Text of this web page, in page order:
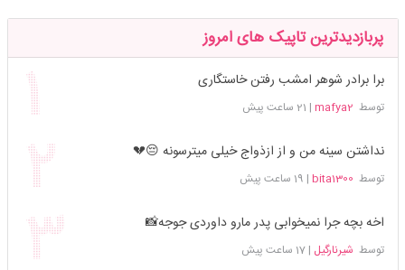
پربازدیدترین تاپیک های امروز
برا برادر شوهر امشب رفتن خاستگاری
توسط mafya2
| 21 ساعت پیش
نداشتن سینه من و از ازذواج خیلی میترسونه 😔💔
توسط bita1300
| 19 ساعت پیش
اخه بچه جرا نمیخوابی پدر مارو داوردی جوجه📸
توسط شیرنارگیل |17 ساعت پیش